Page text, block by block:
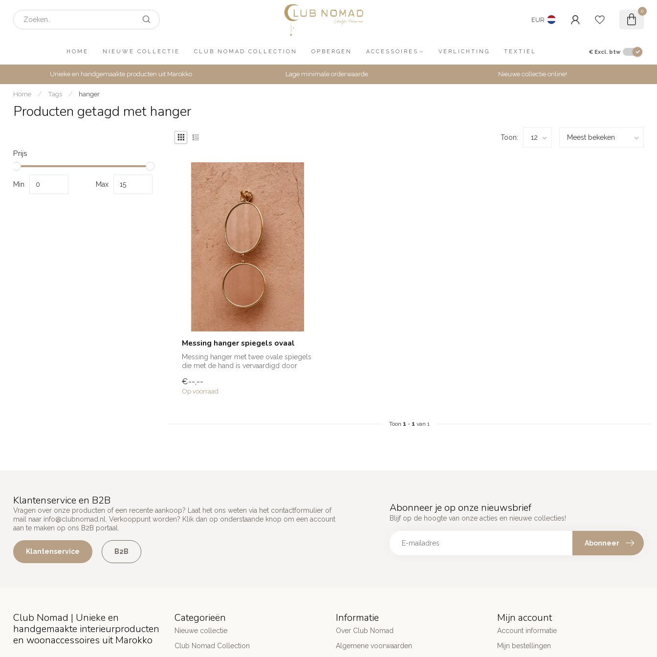
EUR
0
HOME NIEUWE COLLECTIE CLUB NOMAD COLLECTION OPBERGEN ACCESSOIRES VERLICHTING TEXTIEL € Excl. btw
Unieke en handgemaakte producten uit Marokko Lage minimale orderwaarde Nieuwe collectie online!
Home / Tags / hanger
Producten getagd met hanger
Prijs
Min Max
Toon:
Messing hanger spiegels ovaal
Messing hanger met twee ovale spiegels
die met de hand is vervaardigd door
€--,--
Op voorraad
Toon 1 - 1 van 1
Klantenservice en B2B
Vragen over onze producten of een recente aankoop? Laat het ons weten via het contactformulier of
mail naar info@clubnomad.nl . Verkooppunt worden? Klik dan op onderstaande knop om een account
aan te maken op ons B2B portaal.
Klantenservice B2B
Abonneer je op onze nieuwsbrief
Blijf op de hoogte van onze acties en nieuwe collecties!
Abonneer
Club Nomad | Unieke en
handgemaakte interieurproducten
en woonaccessoires uit Marokko
Categorieën
Nieuwe collectie
Club Nomad Collection
Informatie
Over Club Nomad
Algemene voorwaarden
Mijn account
Account informatie
Mijn bestellingen